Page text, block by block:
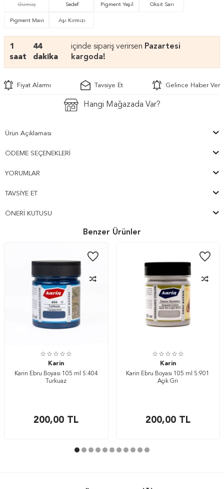
Gümüş Sedef Pigment Yeşil Oksit Sarı
Pigment Mavi Aşı Kırmızı
1
saat
44
dakika
içinde sipariş verirsen Pazartesi
kargoda!
Fiyat Alarmı Tavsiye Et Gelince Haber Ver
Hangi Mağazada Var?
Ürün Açıklaması
ÖDEME SEÇENEKLERI
YORUMLAR
TAVSIYE ET
ÖNERI KUTUSU
Benzer Ürünler
Karin
Karin Ebru Boyası 105 ml S:404
Turkuaz
200,00 TL
Karin
Karin Ebru Boyası 105 ml S:901
Açık Gri
200,00TL